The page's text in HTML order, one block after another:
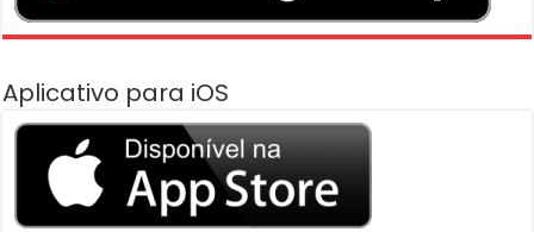
Aplicativo para iOS